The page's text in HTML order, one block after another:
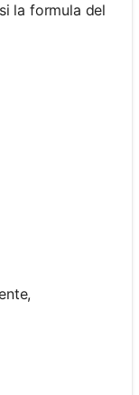
la formula del